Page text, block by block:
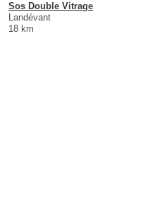
Sos Double Vitrage
Landévant
18 km